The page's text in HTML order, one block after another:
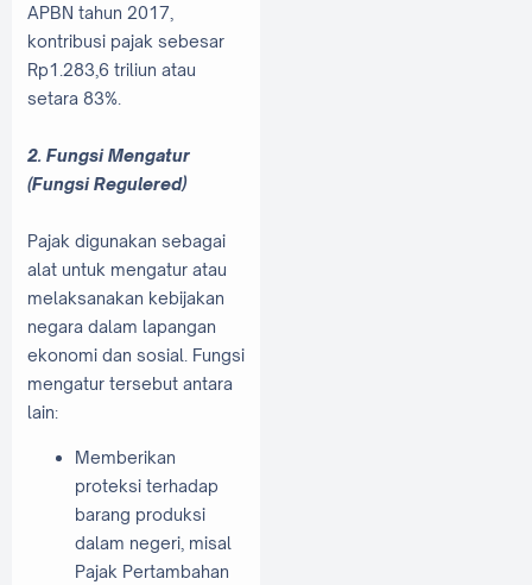
APBN tahun 2017,
kontribusi pajak sebesar
Rp1.283,6 triliun atau
setara 83%.
2. Fungsi Mengatur
(Fungsi Regulered)
Pajak digunakan sebagai
alat untuk mengatur atau
melaksanakan kebijakan
negara dalam lapangan
ekonomi dan sosial. Fungsi
mengatur tersebut antara
lain:
Memberikan
proteksi terhadap
barang produksi
dalam negeri, misal
Pajak Pertambahan